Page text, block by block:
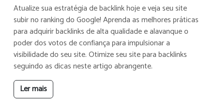
Atualize sua estratégia de backlink hoje e veja seu site
subir no ranking do Google! Aprenda as melhores práticas
para adquirir backlinks de alta qualidade e alavanque o
poder dos votos de confiança para impulsionar a
visibilidade do seu site. Otimize seu site para backlinks
seguindo as dicas neste artigo abrangente.
Ler mais